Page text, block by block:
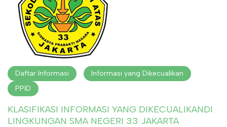
Daftar Informasi
Informasi yang Dikecualikan
PPID
KLASIFIKASI INFORMASI YANG DIKECUALIKANDI
LINGKUNGAN SMA NEGERI 33 JAKARTA